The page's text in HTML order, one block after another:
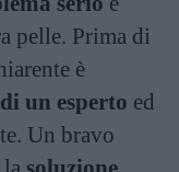
pelle. Prima di
è
un esperto ed
Un bravo